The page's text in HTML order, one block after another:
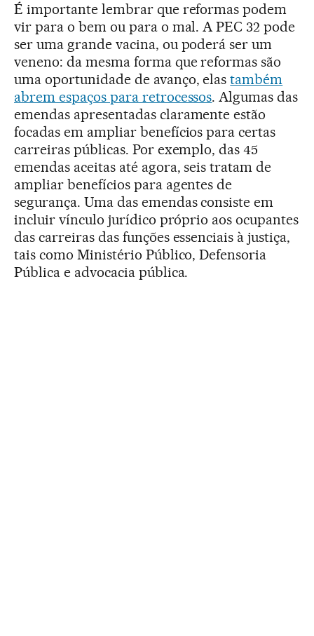
É importante lembrar que reformas podem
vir para o bem ou para o mal. A PEC 32 pode
ser uma grande vacina, ou poderá ser um
veneno: da mesma forma que reformas são
uma oportunidade de avanço, elastambém
abrem espaços para retrocessos. Algumas das
emendas apresentadas claramente estão
focadas em ampliar benefícios para certas
carreiras públicas. Por exemplo, das 45
emendas aceitas até agora, seis tratam de
ampliar benefícios para agentes de
segurança. Uma das emendas consiste em
incluir vínculo jurídico próprio aos ocupantes
das carreiras das funções essenciais à justiça,
tais como Ministério Público, Defensoria
Pública e advocacia pública.